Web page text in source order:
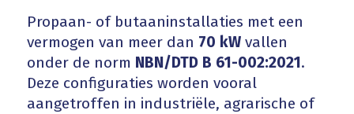
Propaan- of butaaninstallaties met een
vermogen van meer dan 70 kWvallen
onder de norm NBN/DTD B 61-002:2021.
Deze configuraties worden vooral
aangetroffen in industriële, agrarische of